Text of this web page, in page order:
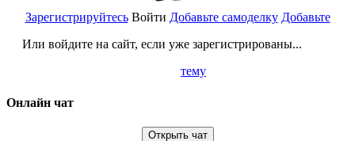
Зарегистрируйтесь
Или войдите на сайт, если уже зарегистрированы...
Войти Добавьте самоделку Добавьте
тему
Онлайн чат
Открыть чат